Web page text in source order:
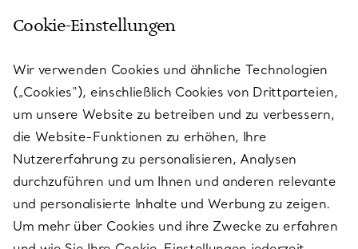
KUNDENSERVICE
SERVICES
ÜBER TIFFANY & CO.
RECHTLICHE HINWEISE
Cookie-Einstellungen
Wir verwenden Cookies und ähnliche Technologien
(„Cookies“), einschließlich Cookies von Drittparteien,
um unsere Website zu betreiben und zu verbessern,
die Website-Funktionen zu erhöhen, Ihre
Nutzererfahrung zu personalisieren, Analysen
durchzuführen und um Ihnen und anderen relevante
und personalisierte Inhalte und Werbung zu zeigen.
Um mehr über Cookies und ihre Zwecke zu erfahren